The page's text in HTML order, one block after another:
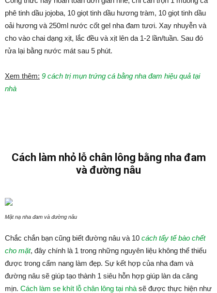
phê tinh dầu jojoba, 10 giọt tinh dầu hương tràm, 10 giọt tinh dầu
oải hương và 250ml nước cốt gel nha đam tươi. Xay nhuyễn và
cho vào chai dạng xịt, lắc đều và xịt lên da 1-2 lần/tuần. Sau đó
rửa lại bằng nước mát sau 5 phút.
Xem thêm: 9 cách trị mụn trứng cá bằng nha đam hiệu quả tại
nhà
Cách làm nhỏ lỗ chân lông bằng nha đam
và đường nâu
Mặt nạ nha đam và đường nâu
Chắc chắn bạn cũng biết đường nâu và 10 cách tẩy tế bào chết
cho mặt, đây chính là 1 trong những nguyên liệu không thể thiếu
được trong cẩm nang làm đẹp. Sự kết hợp của nha đam và
đường nâu sẽ giúp tạo thành 1 siêu hỗn hợp giúp làn da căng
mịn. Cách làm se khít lỗ chân lông tại nhà sẽ được thực hiện như